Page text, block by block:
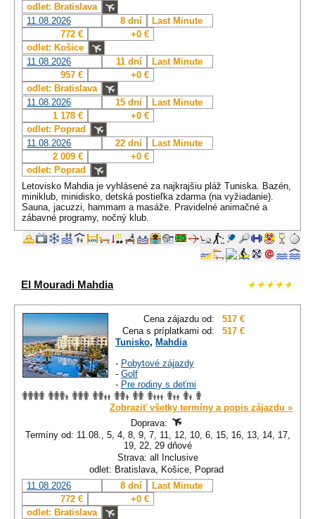
odlet: Bratislava
11.08.2026
8 dní
Last Minute
772 €
+0 €
odlet: Košice
11.08.2026
11 dní
Last Minute
957 €
+0 €
odlet: Bratislava
11.08.2026
15 dní
Last Minute
1 178 €
+0 €
odlet: Poprad
11.08.2026
22 dní
Last Minute
2 009 €
+0 €
odlet: Poprad
Letovisko Mahdia je vyhlásené za najkrajšiu pláž Tuniska. Bazén,
miniklub, minidisko, detská postieľka zdarma (na vyžiadanie).
Sauna, jacuzzi, hammam a masáže. Pravidelné animačné a
zábavné programy, nočný klub.
El Mouradi Mahdia
Cena zájazdu od:
517 €
Cena s príplatkami od:
517 €
Tunisko, Mahdia
- Pobytové zájazdy
- Golf
- Pre rodiny s deťmi
Zobraziť všetky termíny a popis zájazdu »
Doprava:
Termíny od: 11.08., 5, 4, 8, 9, 7, 11, 12, 10, 6, 15, 16, 13, 14, 17,
19, 22, 29 dňové
Strava: all Inclusive
odlet: Bratislava, Košice, Poprad
11.08.2026
8 dní
Last Minute
772 €
+0 €
odlet: Bratislava